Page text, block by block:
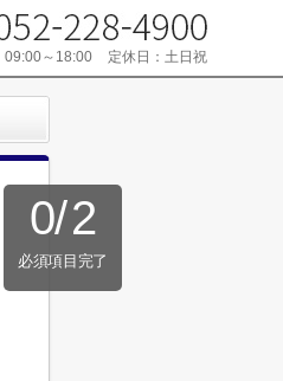
09:00～18:00 定休日： 土日祝
0/2
必須項目完了